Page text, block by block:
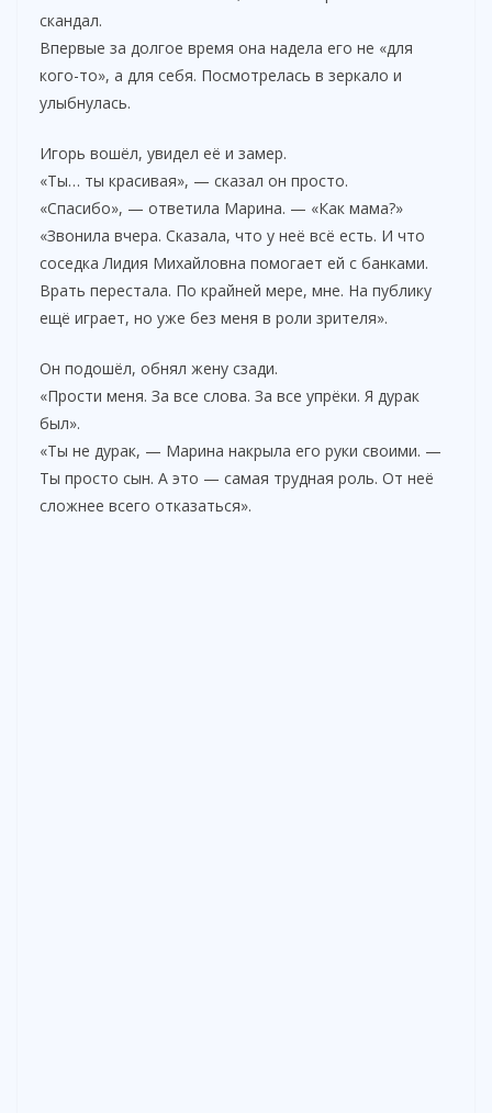
скандал.
Впервые за долгое время она надела его не «для
кого-то», а для себя. Посмотрелась в зеркало и
улыбнулась.
Игорь вошёл, увидел её и замер.
«Ты… ты красивая», — сказал он просто.
«Спасибо», — ответила Марина. — «Как мама?»
«Звонила вчера. Сказала, что у неё всё есть. И что
соседка Лидия Михайловна помогает ей с банками.
Врать перестала. По крайней мере, мне. На публику
ещё играет, но уже без меня в роли зрителя».
Он подошёл, обнял жену сзади.
«Прости меня. За все слова. За все упрёки. Я дурак
был».
«Ты не дурак, — Марина накрыла его руки своими. —
Ты просто сын. А это — самая трудная роль. От неё
сложнее всего отказаться».